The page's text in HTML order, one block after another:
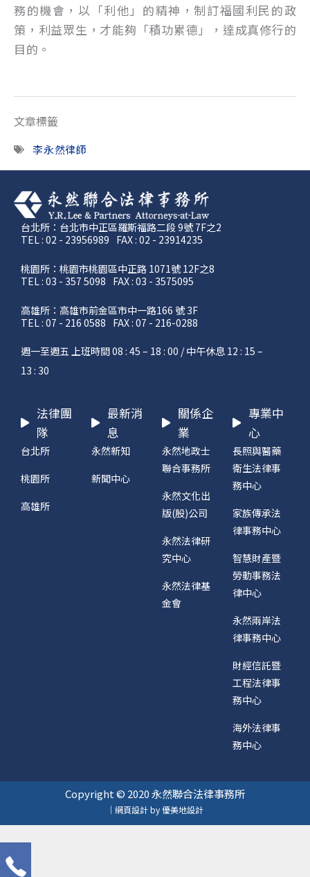
務的機會，以「利他」的精神，制訂福國利民的政
策，利益眾生，才能夠「積功累德」，達成真修行的
目的。
文章標籤
李永然律師
台北所：台北市中正區羅斯福路二段 9號 7F之2
TEL : 02 - 23956989 FAX : 02 - 23914235
桃園所：桃園市桃園區中正路 1071號 12F之8
TEL : 03 - 357 5098 FAX : 03 - 3575095
高雄所：高雄市前金區市中一路166 號 3F
TEL : 07 - 216 0588 FAX : 07 - 216-0288
週一至週五 上班時間 08 : 45 – 18 : 00 / 中午休息 12 : 15 –
13 : 30
法律團
隊
台北所
桃園所
高雄所
最新消
息
永然新知
新聞中心
關係企
業
永然地政士
聯合事務所
永然文化出
版(股)公司
永然法律研
究中心
永然法律基
金會
專業中
心
長照與醫藥
衛生法律事
務中心
家族傳承法
律事務中心
智慧財產暨
勞動事務法
律中心
永然兩岸法
律事務中心
財經信託暨
工程法律事
務中心
海外法律事
務中心
Copyright © 2020 永然聯合法律事務所
｜網頁設計 by 優美地設計